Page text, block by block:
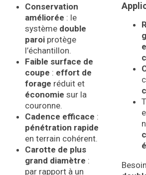
Conservation
améliorée : le
système double
paroi protège
l’échantillon.
Faible surface de
coupe : effort de
forage réduit et
économie sur la
couronne.
Cadence efficace :
pénétration rapide
en terrain cohérent.
Carotte de plus
grand diamètre :
par rapport à un